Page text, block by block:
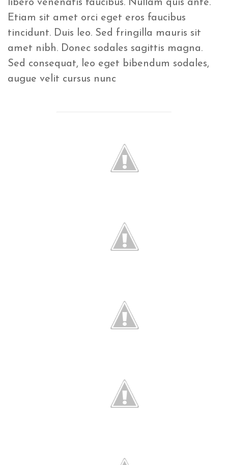
libero venenatis faucibus. Nullam quis ante.
Etiam sit amet orci eget eros faucibus
tincidunt. Duis leo. Sed fringilla mauris sit
amet nibh. Donec sodales sagittis magna.
Sed consequat, leo eget bibendum sodales,
augue velit cursus nunc